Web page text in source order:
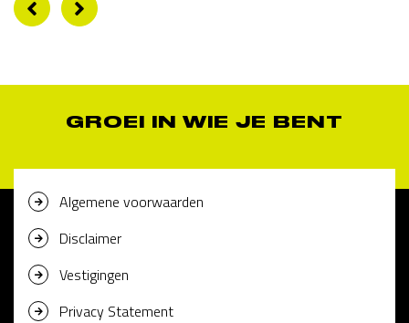
GROEI IN WIE JE BENT
Algemene voorwaarden
Disclaimer
Vestigingen
Privacy Statement